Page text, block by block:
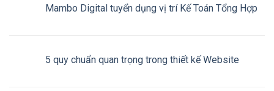
Mambo Digital tuyển dụng vị trí Kế Toán Tổng Hợp
5 quy chuẩn quan trọng trong thiết kế Website